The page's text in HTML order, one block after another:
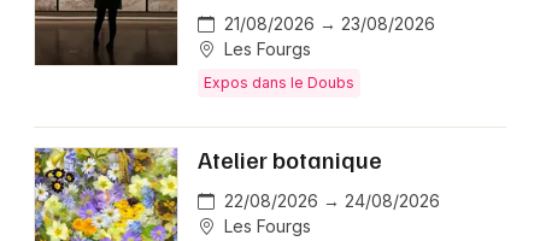
21/08/2026 → 23/08/2026
Les Fourgs
Expos dans le Doubs
Atelier botanique
22/08/2026 → 24/08/2026
Les Fourgs